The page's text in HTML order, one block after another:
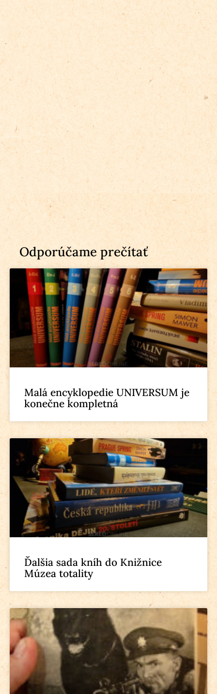
Odporúčame prečítať
Malá encyklopedie UNIVERSUM je
konečne kompletná
Ďalšia sada kníh do Knižnice
Múzea totality